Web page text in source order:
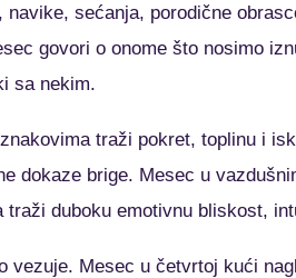
sećanja, porodične
govori o onome što nosimo
sa nekim.
traži pokret, toplinu i
dokaze brige. Mesec u
duboku emotivnu bliskost,
vezuje. Mesec u četvrtoj kući